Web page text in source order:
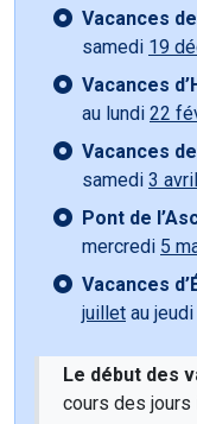
Vacances
samedi 19
Vacances
au lundi 22
Vacances
samedi 3 avril
Pont de
mercredi 5
Vacances
juillet au jeudi
Le début des
cours des jours